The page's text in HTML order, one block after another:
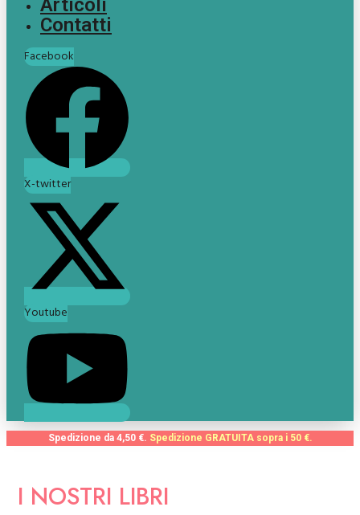
Articoli
Contatti
Facebook
X-twitter
Youtube
Spedizione da 4,50 €. Spedizione GRATUITA sopra i 50 €.
I NOSTRI LIBRI